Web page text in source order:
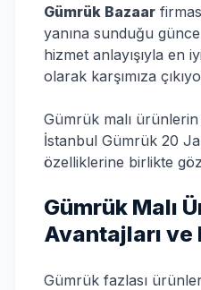
Gümrük Bazaar
yanına sunduğu
hizmet anlayışıyla en
olarak karşımıza
Gümrük malı ürünlerin
İstanbul Gümrük 20
özelliklerine birlikte
Gümrük Malı
Avantajları ve
Gümrük fazlası